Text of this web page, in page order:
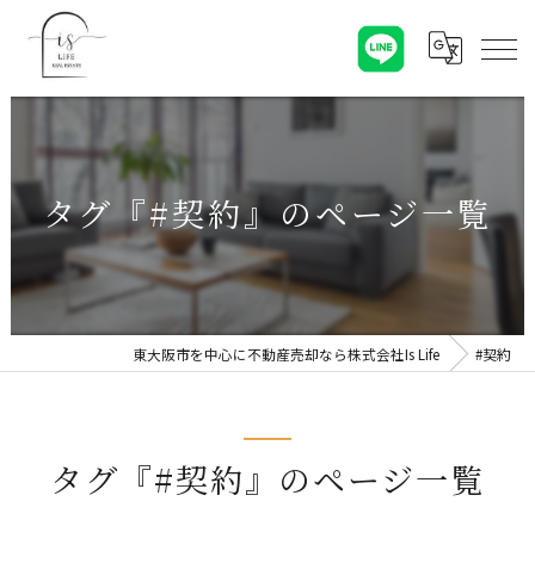
タグ『#契約』のページ一覧
東大阪市を中心に不動産売却なら株式会社Is Life #契約
タグ『#契約』のページ一覧